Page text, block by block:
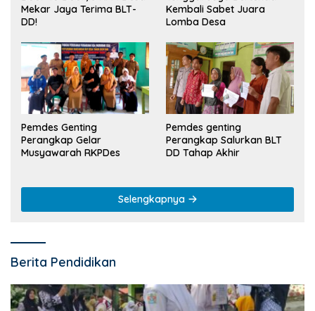
Mekar Jaya Terima BLT-
DD!
Kembali Sabet Juara
Lomba Desa
Pemdes Genting
Perangkap Gelar
Musyawarah RKPDes
Pemdes genting
Perangkap Salurkan BLT
DD Tahap Akhir
Selengkapnya
Berita Pendidikan